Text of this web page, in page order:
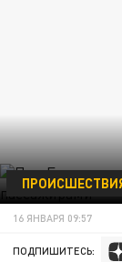
16 ЯНВАРЯ 09:57
ПОДПИШИТЕСЬ: